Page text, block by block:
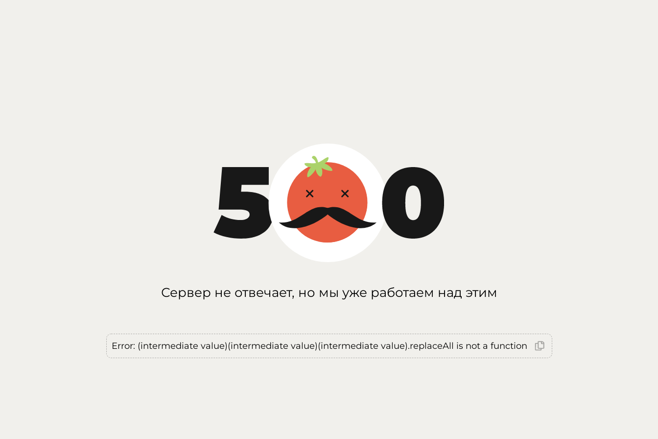
Сервер не отвечает, но мы уже работаем над этим
Error: (intermediate value)(intermediate value)(intermediate value).replaceAll is not a function